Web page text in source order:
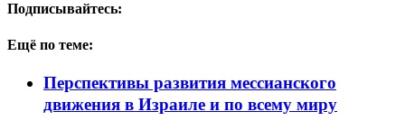
Подписывайтесь:
Ещё по теме:
Перспективы развития мессианского
движения в Израиле и по всему миру